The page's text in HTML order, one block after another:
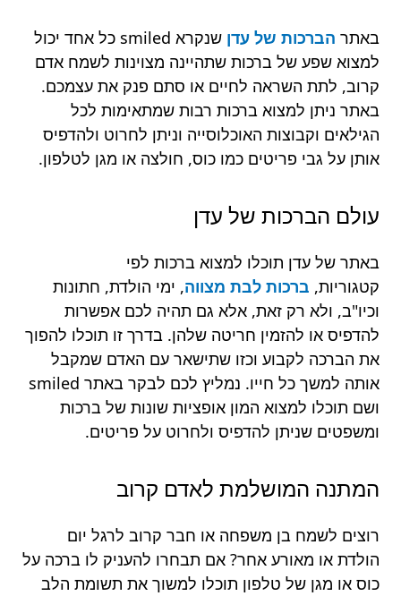
באתר הברכות של עדן
שנקרא smiled כל אחד יכול
למצוא שפע של ברכות שתהיינה מצוינות לשמח אדם
קרוב, לתת השראה לחיים או סתם פנק את עצמכם.
באתר ניתן למצוא ברכות רבות שמתאימות לכל
הגילאים וקבוצות האוכלוסייה וניתן לחרוט ולהדפיס
אותן על גבי פריטים כמו כוס, חולצה או מגן לטלפון.
עולם הברכות של עדן
באתר של עדן תוכלו למצוא ברכות לפי
קטגוריות, ברכות לבת מצווה, ימי הולדת, חתונות
וכיו"ב, ולא רק זאת, אלא גם תהיה לכם אפשרות
להדפיס או להזמין חריטה שלהן. בדרך זו תוכלו להפוך
את הברכה לקבוע וכזו שתישאר עם האדם שמקבל
אותה למשך כל חייו. נמליץ לכם לבקר באתר smiled
ושם תוכלו למצוא המון אופציות שונות של ברכות
ומשפטים שניתן להדפיס ולחרוט על פריטים.
המתנה המושלמת לאדם קרוב
רוצים לשמח בן משפחה או חבר קרוב לרגל יום
הולדת או מאורע אחר? אם תבחרו להעניק לו ברכה על
כוס או מגן של טלפון תוכלו למשוך את תשומת הלב